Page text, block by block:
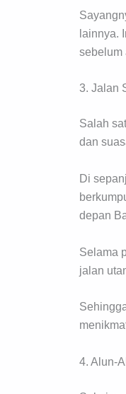
lainnya.
sebelum
3. Jalan
Salah
dan
Di
depan
Selama
jalan
4. Alun-